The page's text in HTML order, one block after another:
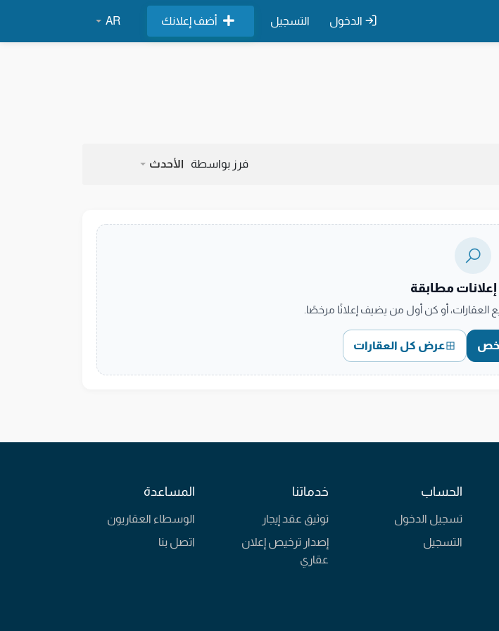
الدخول التسجيل أضف إعلانك AR
فرز بواسطة الأحدث
إعلانات مطابقة
العقارات، أو كن أول من يضيف إعلانًا مرخصًا.
عرض كل العقارات
الحساب
تسجيل الدخول
التسجيل
خدماتنا
توثيق عقد إيجار
إصدار ترخيص إعلان
عقاري
المساعدة
الوسطاء العقاريون
اتصل بنا